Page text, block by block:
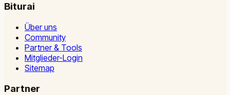
Biturai
Über uns
Community
Partner & Tools
Mitglieder-Login
Sitemap
Partner